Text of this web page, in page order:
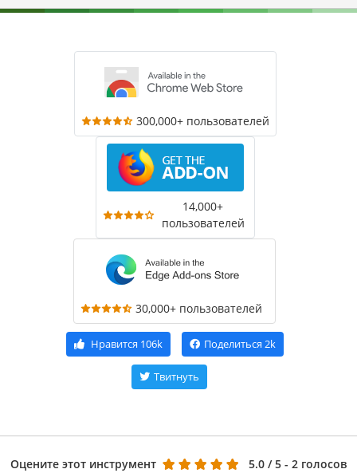
300,000+ пользователей
14,000+
пользователей
30,000+ пользователей
Нравится 106k Поделиться 2k
Твитнуть
Оцените этот инструмент 5.0 / 5 - 2 голосов